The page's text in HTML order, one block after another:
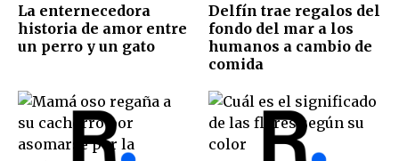
La enternecedora
historia de amor entre
un perro y un gato
Delfín trae regalos del
fondo del mar a los
humanos a cambio de
comida